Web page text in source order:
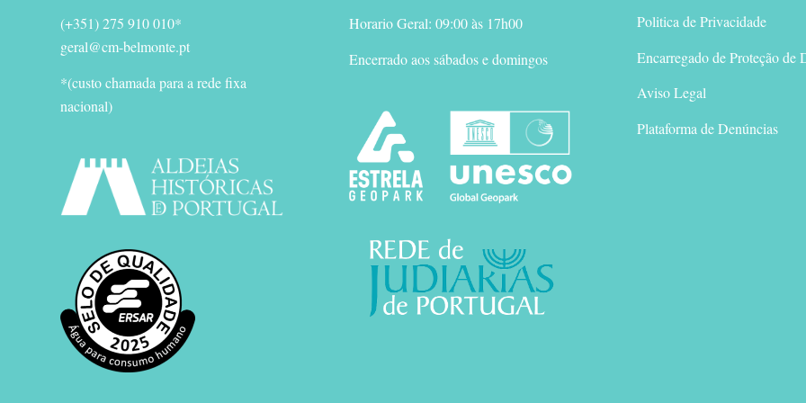
(+351) 275 910 010*
geral@cm-belmonte.pt
*(custo chamada para a rede fixa
nacional)
Horario Geral: 09:00 às 17h00
Encerrado aos sábados e domingos
Politica de Privacidade
Encarregado de Proteção de
Aviso Legal
Plataforma de Denúncias